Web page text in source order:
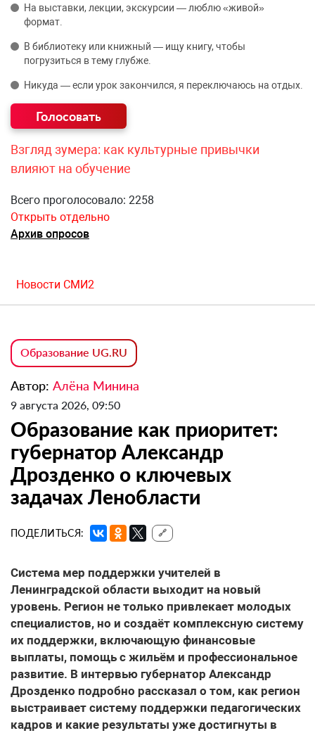
На выставки, лекции, экскурсии — люблю «живой»
формат.
В библиотеку или книжный — ищу книгу, чтобы
погрузиться в тему глубже.
Никуда — если урок закончился, я переключаюсь на отдых.
Взгляд зумера: как культурные привычки
влияют на обучение
Всего проголосовало: 2258
Открыть отдельно
Архив опросов
Новости СМИ2
Образование UG.RU
Автор: Алёна Минина
9 августа 2026, 09:50
Образование как приоритет:
губернатор Александр
Дрозденко о ключевых
задачах Ленобласти
ПОДЕЛИТЬСЯ: 🔗
Система мер поддержки учителей в
Ленинградской области выходит на новый
уровень. Регион не только привлекает молодых
специалистов, но и создаёт комплексную систему
их поддержки, включающую финансовые
выплаты, помощь с жильём и профессиональное
развитие. В интервью губернатор Александр
Дрозденко подробно рассказал о том, как регион
выстраивает систему поддержки педагогических
кадров и какие результаты уже достигнуты в